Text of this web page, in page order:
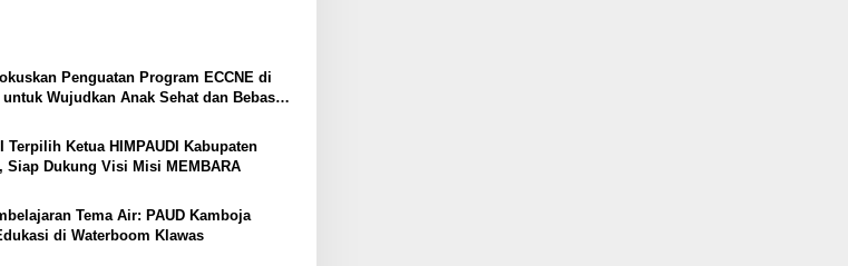
Penguatan Program ECCNE di
Wujudkan Anak Sehat dan Bebas
Terpilih Ketua HIMPAUDI Kabupaten
Siap Dukung Visi Misi MEMBARA
Tema Air: PAUD Kamboja
di Waterboom Klawas